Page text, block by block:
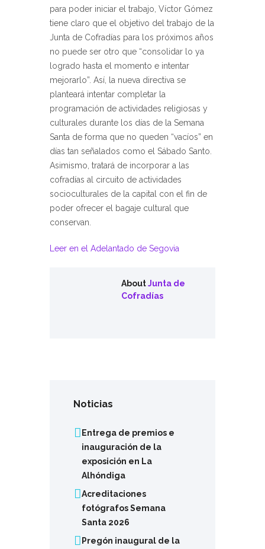
para poder iniciar el trabajo, Víctor Gómez
tiene claro que el objetivo del trabajo de la
Junta de Cofradías para los próximos años
no puede ser otro que “consolidar lo ya
logrado hasta el momento e intentar
mejorarlo”. Así, la nueva directiva se
planteará intentar completar la
programación de actividades religiosas y
culturales durante los días de la Semana
Santa de forma que no queden “vacíos” en
días tan señalados como el Sábado Santo.
Asimismo, tratará de incorporar a las
cofradías al circuito de actividades
socioculturales de la capital con el fin de
poder ofrecer el bagaje cultural que
conservan.
Leer en el Adelantado de Segovia
AboutJunta de
Cofradías
Noticias
Entrega de premios e
inauguración de la
exposición en La
Alhóndiga
Acreditaciones
fotógrafos Semana
Santa 2026
Pregón inaugural de la